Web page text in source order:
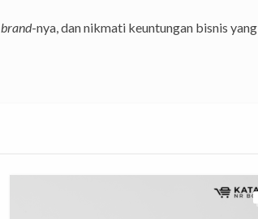
brand-nya, dan nikmati keuntungan bisnis yang